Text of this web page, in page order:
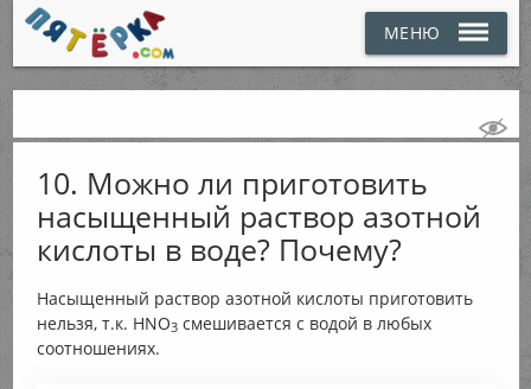
МЕНЮ
10. Можно ли приготовить
насыщенный раствор азотной
кислоты в воде? Почему?
Насыщенный раствор азотной кислоты приготовить
нельзя, т.к. HNO3смешивается с водой в любых
соотношениях.